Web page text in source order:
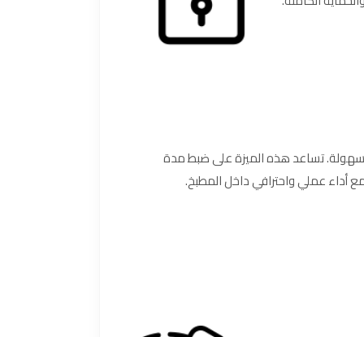
الطهي بسهولة. تساعد هذه الميزة على ضبط مدة
أداء عملي واحترافي داخل المطبخ.